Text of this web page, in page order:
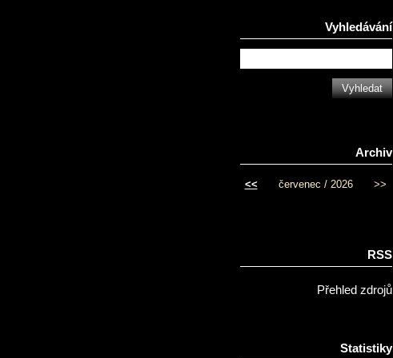
Vyhledávání
Archiv
<< červenec / 2026 >>
RSS
Přehled zdrojů
Statistiky